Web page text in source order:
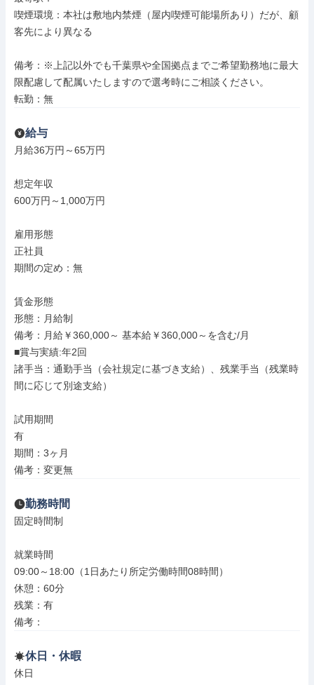
喫煙環境：本社は敷地内禁煙（屋内喫煙可能場所あり）だが、顧
客先により異なる
備考：※上記以外でも千葉県や全国拠点までご希望勤務地に最大
限配慮して配属いたしますので選考時にご相談ください。
転勤：無
給与
月給36万円～65万円
想定年収
600万円～1,000万円
雇用形態
正社員
期間の定め：無
賃金形態
形態：月給制
備考：月給￥360,000～ 基本給￥360,000～を含む/月
■賞与実績:年2回
諸手当：通勤手当（会社規定に基づき支給）、残業手当（残業時
間に応じて別途支給）
試用期間
有
期間：3ヶ月
備考：変更無
勤務時間
固定時間制
就業時間
09:00～18:00（1日あたり所定労働時間08時間）
休憩：60分
残業：有
備考：
休日・休暇
休日